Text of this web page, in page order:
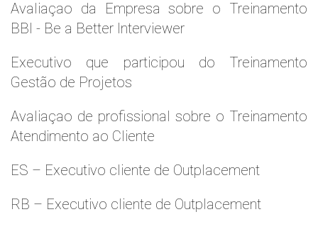
Avaliaçao da Empresa sobre o Treinamento
BBI - Be a Better Interviewer
Executivo que participou do Treinamento
Gestão de Projetos
Avaliaçao de profissional sobre o Treinamento
Atendimento ao Cliente
ES – Executivo cliente de Outplacement
RB – Executivo cliente de Outplacement